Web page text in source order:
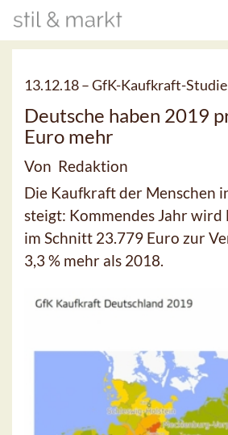
13.12.18 –GfK-Kaufkraft-Studie
Deutsche haben 2019
Euro mehr
Von Redaktion
Die Kaufkraft der Menschen
steigt: Kommendes Jahr wird
im Schnitt 23.779 Euro zur
3,3 % mehr als 2018.